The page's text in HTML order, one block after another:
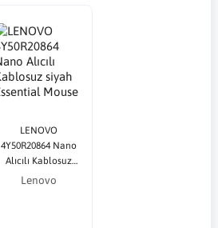
LENOVO
4Y50R20864 Nano
Alıcılı Kablosuz
siyah Essential
Lenovo